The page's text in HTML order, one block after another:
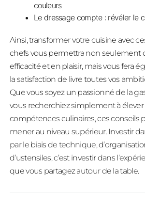
couleurs
Le dressage compte : révéler le
Ainsi, transformer votre cuisine avec
chefs vous permettra non seulement
efficacité et en plaisir, mais vous fera
la satisfaction de livre toutes vos
Que vous soyez un passionné de la
vous recherchiez simplement à élever
compétences culinaires, ces conseils
mener au niveau supérieur. Investir
par le biais de technique,
d’ustensiles, c’est investir dans
que vous partagez autour de la table.